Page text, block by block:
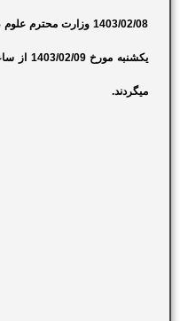
1403/02/08 وزارت
میگردند.